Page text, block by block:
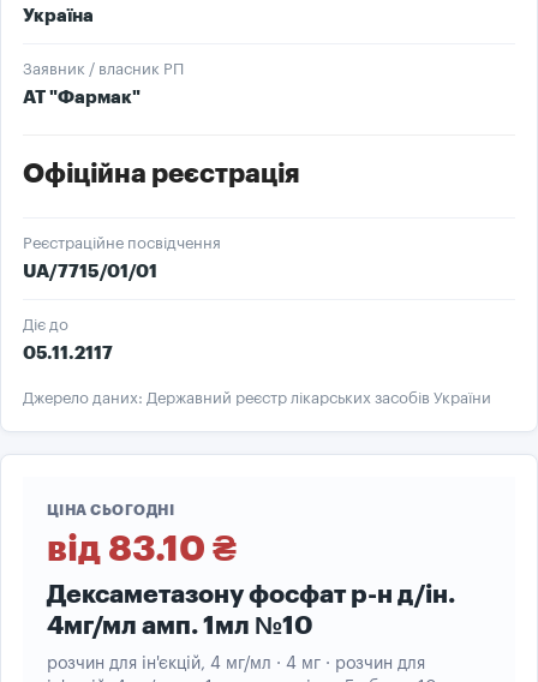
Україна
Заявник / власник РП
АТ "Фармак"
Офіційна реєстрація
Реєстраційне посвідчення
UA/7715/01/01
Діє до
05.11.2117
Джерело даних: Державний реєстр лікарських засобів України
ЦІНА СЬОГОДНІ
від 83.10 ₴
Дексаметазону фосфат р-н д/ін.
4мг/мл амп. 1мл №10
розчин для ін'єкцій, 4 мг/мл · 4 мг · розчин для